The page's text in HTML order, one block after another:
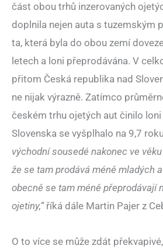
část obou trhů inzerovaných
doplnila nejen auta s tuzemským
ta, která byla do obou zemí
letech a loni přeprodávána. V
přitom Česká republika nad
ne nijak výrazně. Zatímco
českém trhu ojetých aut činilo
Slovenska se vyšplhalo na 9,7
východní sousedé nakonec ve
že se tam prodává méně mladých
obecně se tam méně přeprodávají
ojetiny,“říká dále Martin Pajer z
O to více se může zdát